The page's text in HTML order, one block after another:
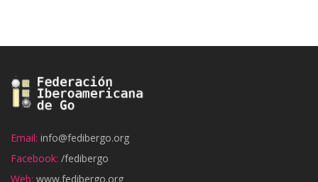
Email: info@fedibergo.org
Facebook: /fedibergo
Web: www.fedibergo.org